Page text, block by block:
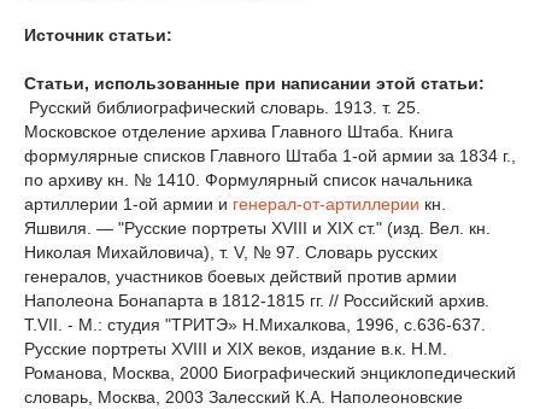
Источник статьи:
Статьи, использованные при написании этой статьи:
Русский библиографический словарь. 1913. т. 25.
Московское отделение архива Главного Штаба. Книга
формулярные списков Главного Штаба 1-ой армии за 1834 г.,
по архиву кн. № 1410. Формулярный список начальника
артиллерии 1-ой армии и генерал-от-артиллерии кн.
Яшвиля. — "Русские портреты XVIII и XIX ст." (изд. Вел. кн.
Николая Михайловича), т. V, № 97. Словарь русских
генералов, участников боевых действий против армии
Наполеона Бонапарта в 1812-1815 гг. // Российский архив.
Т.VII. - М.: студия "ТРИТЭ» Н.Михалкова, 1996, с.636-637.
Русские портреты XVIII и XIX веков, издание в.к. Н.М.
Романова, Москва, 2000 Биографический энциклопедический
словарь, Москва, 2003 Залесский К.А. Наполеоновские